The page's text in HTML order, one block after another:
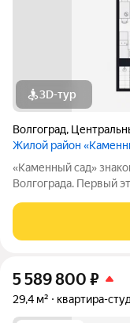
3D-тур
Волгоград,
Жилой район
«Каменный сад» знаковый проект бизнес-класса в центре
Волгограда. Первый этап
внутренний
этажей открываются
5 589 800 ₽
29,4 м² квартира-